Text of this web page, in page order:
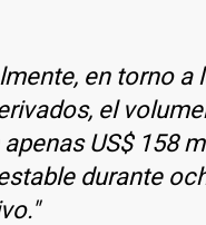
en torno a
el
US$ 158
durante